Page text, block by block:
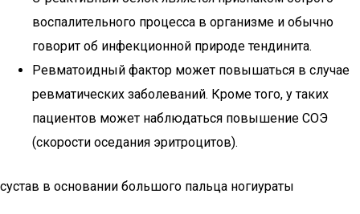
воспалительного процесса в организме и обычно
говорит об инфекционной природе тендинита.
Ревматоидный фактор может повышаться в случае
ревматических заболеваний. Кроме того, у таких
пациентов может наблюдаться повышение СОЭ
(скорости оседания эритроцитов).
сустав в основании большого пальца ногиураты